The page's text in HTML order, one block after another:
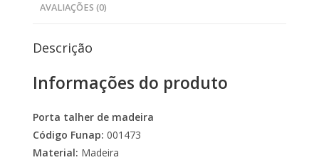
AVALIAÇÕES (0)
Descrição
Informações do produto
Porta talher de madeira
Código Funap: 001473
Material: Madeira